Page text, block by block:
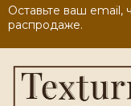
Оставьте ваш email,
распродаже.